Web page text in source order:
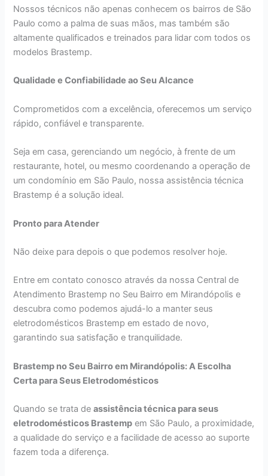
Nossos técnicos não apenas conhecem os bairros de São
Paulo como a palma de suas mãos, mas também são
altamente qualificados e treinados para lidar com todos os
modelos Brastemp.
Qualidade e Confiabilidade ao Seu Alcance
Comprometidos com a excelência, oferecemos um serviço
rápido, confiável e transparente.
Seja em casa, gerenciando um negócio, à frente de um
restaurante, hotel, ou mesmo coordenando a operação de
um condomínio em São Paulo, nossa assistência técnica
Brastemp é a solução ideal.
Pronto para Atender
Não deixe para depois o que podemos resolver hoje.
Entre em contato conosco através da nossa Central de
Atendimento Brastemp no Seu Bairro em Mirandópolis e
descubra como podemos ajudá-lo a manter seus
eletrodomésticos Brastemp em estado de novo,
garantindo sua satisfação e tranquilidade.
Brastemp no Seu Bairro em Mirandópolis: A Escolha
Certa para Seus Eletrodomésticos
Quando se trata deassistência técnica para seus
eletrodomésticos Brastemp em São Paulo, a proximidade,
a qualidade do serviço e a facilidade de acesso ao suporte
fazem toda a diferença.